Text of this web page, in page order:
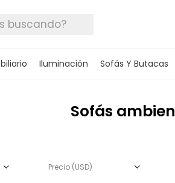
Iluminación Sofás Y Butacas
Sofás
Precio (USD)